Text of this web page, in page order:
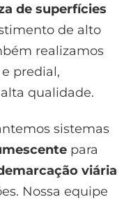
de superfícies
de alto
realizamos
predial,
qualidade.
sistemas
para
viária
Nossa equipe